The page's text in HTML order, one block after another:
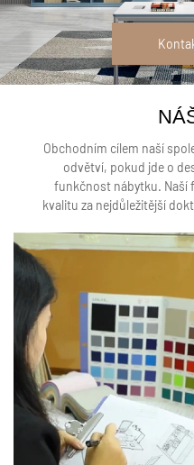
Obchodním cílem naší
odvětví, pokud jde o
funkčnost nábytku. Naší
kvalitu za nejdůležitější